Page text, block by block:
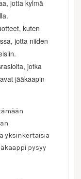
jotta kylmä
kuten
jotta niiden
jotka
jääkaapin
yksinkertaisia
pysyy